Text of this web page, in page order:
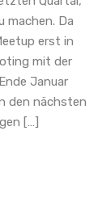
machen. Da
erst in
mit der
Januar
den nächsten
[…]